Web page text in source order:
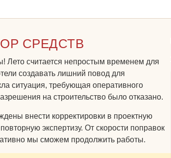
СРЕДСТВ
Лето считается непростым временем для
создавать лишний повод для
ситуация, требующая оперативного
на строительство было отказано.
внести корректировки в проектную
экспертизу. От скорости поправок
мы сможем продолжить работы.